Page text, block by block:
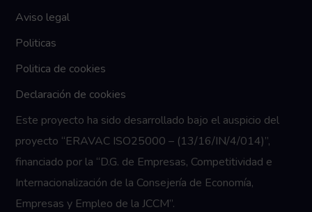
Aviso legal
Politicas
Politica de cookies
Declaración de cookies
Este proyecto ha sido desarrollado bajo el auspicio del
proyecto “ERAVAC ISO25000 – (13/16/IN/4/014)”,
financiado por la “D.G. de Empresas, Competitividad e
Internacionalización de la Consejería de Economía,
Empresas y Empleo de la JCCM”.